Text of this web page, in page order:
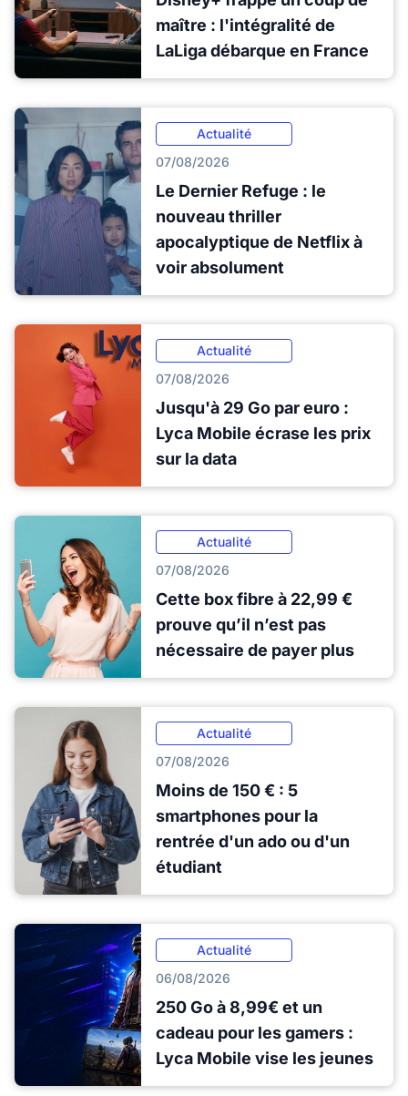
maître : l'intégralité de
LaLiga débarque en France
Actualité
07/08/2026
Le Dernier Refuge : le
nouveau thriller
apocalyptique de Netflix à
voir absolument
Actualité
07/08/2026
Jusqu'à 29 Go par euro :
Lyca Mobile écrase les prix
sur la data
Actualité
07/08/2026
Cette box fibre à 22,99 €
prouve qu’il n’est pas
nécessaire de payer plus
Actualité
07/08/2026
Moins de 150 € : 5
smartphones pour la
rentrée d'un ado ou d'un
étudiant
Actualité
06/08/2026
250 Go à 8,99€ et un
cadeau pour les gamers :
Lyca Mobile vise les jeunes